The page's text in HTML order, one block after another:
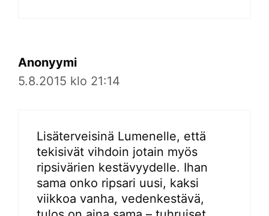
Anonyymi
5.8.2015 klo 21:14
Lisäterveisinä Lumenelle, että
tekisivät vihdoin jotain myös
ripsivärien kestävyydelle. Ihan
sama onko ripsari uusi, kaksi
viikkoa vanha, vedenkestävä,